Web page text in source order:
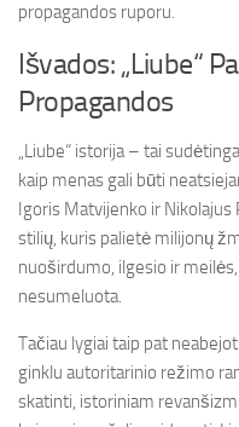
propagandos ruporu.
Išvados: „Liube“
Propagandos
„Liube“ istorija – tai
kaip menas gali būti
Igoris Matvijenko ir
stilių, kuris palietė milijonų
nuoširdumo, ilgesio ir
nesumeluota.
Tačiau lygiai taip pat
ginklu autoritarinio režimo
skatinti, istoriniam